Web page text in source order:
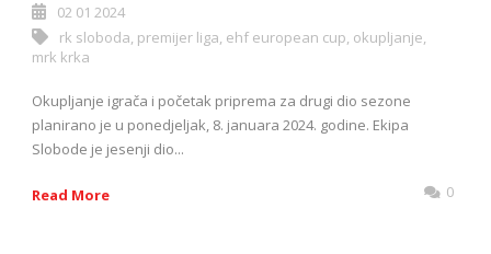
02 01 2024
rk sloboda, premijer liga, ehf european cup, okupljanje,
mrk krka
Okupljanje igrača i početak priprema za drugi dio sezone
planirano je u ponedjeljak, 8. januara 2024. godine. Ekipa
Slobode je jesenji dio...
Read More 0